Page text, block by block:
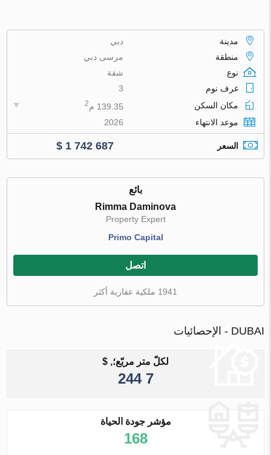
مدينة
دبي
منطقة
مرسى دبي
نوع
شقة
غرف نوم
3
مكان السكن
139.35 م 2
موعد الانتهاء 2026
السعر $ 1 742 687
بائع
Rimma Daminova
Property Expert
Primo Capital
اتصل
1941 ملكية عقارية أكثر
DUBAI - الإحصائيات
لكلّ متر مربّع؛, $
7 244
مؤشر جودة الحياة
168